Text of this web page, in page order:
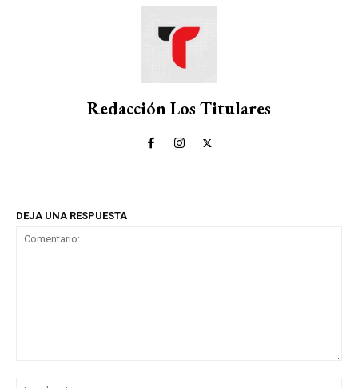
Redacción Los Titulares
DEJA UNA RESPUESTA